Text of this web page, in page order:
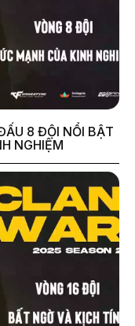
8 ĐỘI NỔI BẬT
NGHIỆM